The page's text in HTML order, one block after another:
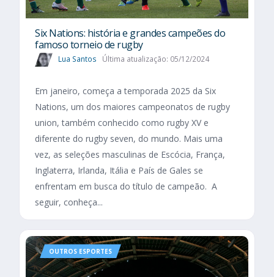
Six Nations​: história e grandes campeões do
famoso torneio de rugby
Lua Santos Última atualização: 05/12/2024
Em janeiro, começa a temporada 2025 da Six
Nations, um dos maiores campeonatos de rugby
union, também conhecido como rugby XV e
diferente do rugby seven, do mundo. Mais uma
vez, as seleções masculinas de Escócia, França,
Inglaterra, Irlanda, Itália e País de Gales se
enfrentam em busca do título de campeão. A
seguir, conheça...
OUTROS ESPORTES